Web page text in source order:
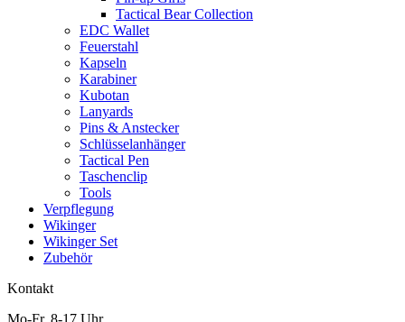
Tactical Bear Collection
EDC Wallet
Feuerstahl
Kapseln
Karabiner
Kubotan
Lanyards
Pins & Anstecker
Schlüsselanhänger
Tactical Pen
Taschenclip
Tools
Verpflegung
Wikinger
Wikinger Set
Zubehör
Kontakt
Mo-Fr. 8-17 Uhr